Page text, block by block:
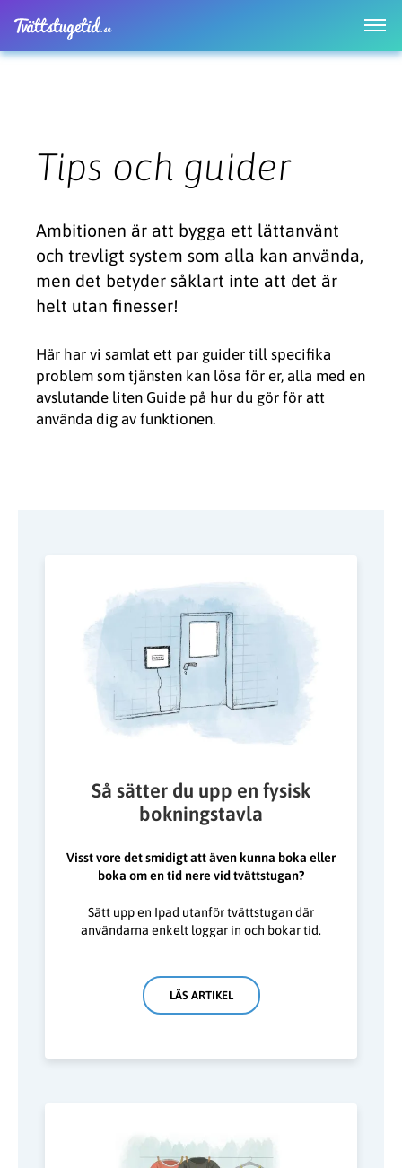
Tips och guider
Ambitionen är att bygga ett lättanvänt
och trevligt system som alla kan använda,
men det betyder såklart inte att det är
helt utan finesser!
Här har vi samlat ett par guider till specifika
problem som tjänsten kan lösa för er, alla med en
avslutande liten Guide på hur du gör för att
använda dig av funktionen.
Så sätter du upp en fysisk
bokningstavla
Visst vore det smidigt att även kunna boka eller
boka om en tid nere vid tvättstugan?
Sätt upp en Ipad utanför tvättstugan där
användarna enkelt loggar in och bokar tid.
LÄS ARTIKEL